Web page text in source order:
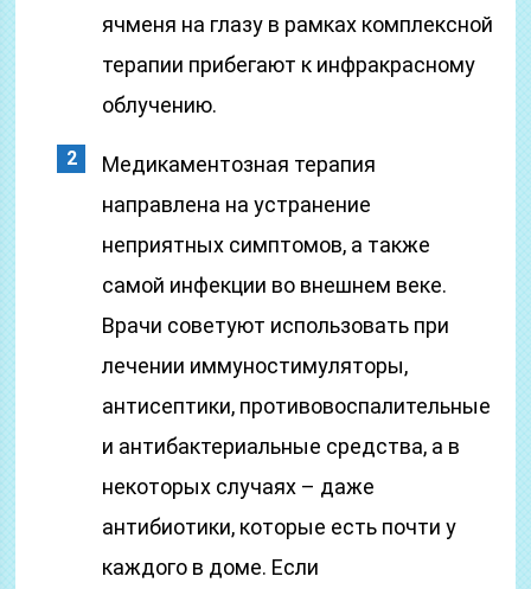
ячменя на глазу в рамках комплексной
терапии прибегают к инфракрасному
облучению.
Медикаментозная терапия
направлена на устранение
неприятных симптомов, а также
самой инфекции во внешнем веке.
Врачи советуют использовать при
лечении иммуностимуляторы,
антисептики, противовоспалительные
и антибактериальные средства, а в
некоторых случаях – даже
антибиотики, которые есть почти у
каждого в доме. Если